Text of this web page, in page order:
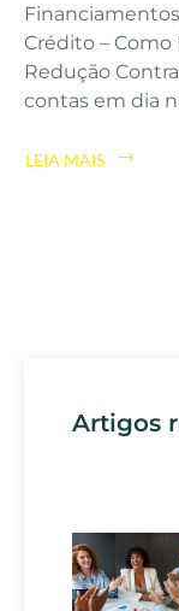
Crédito – Como
Redução
contas em dia
LEIA MAIS
Artigos